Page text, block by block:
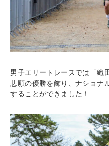
男子エリートレースでは「織
悲願の優勝を飾り、ナショナ
することができました！